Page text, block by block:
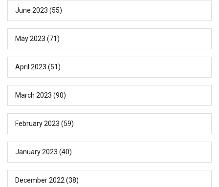
June 2023 (55)
May 2023 (71)
April 2023 (51)
March 2023 (90)
February 2023 (59)
January 2023 (40)
December 2022(38)